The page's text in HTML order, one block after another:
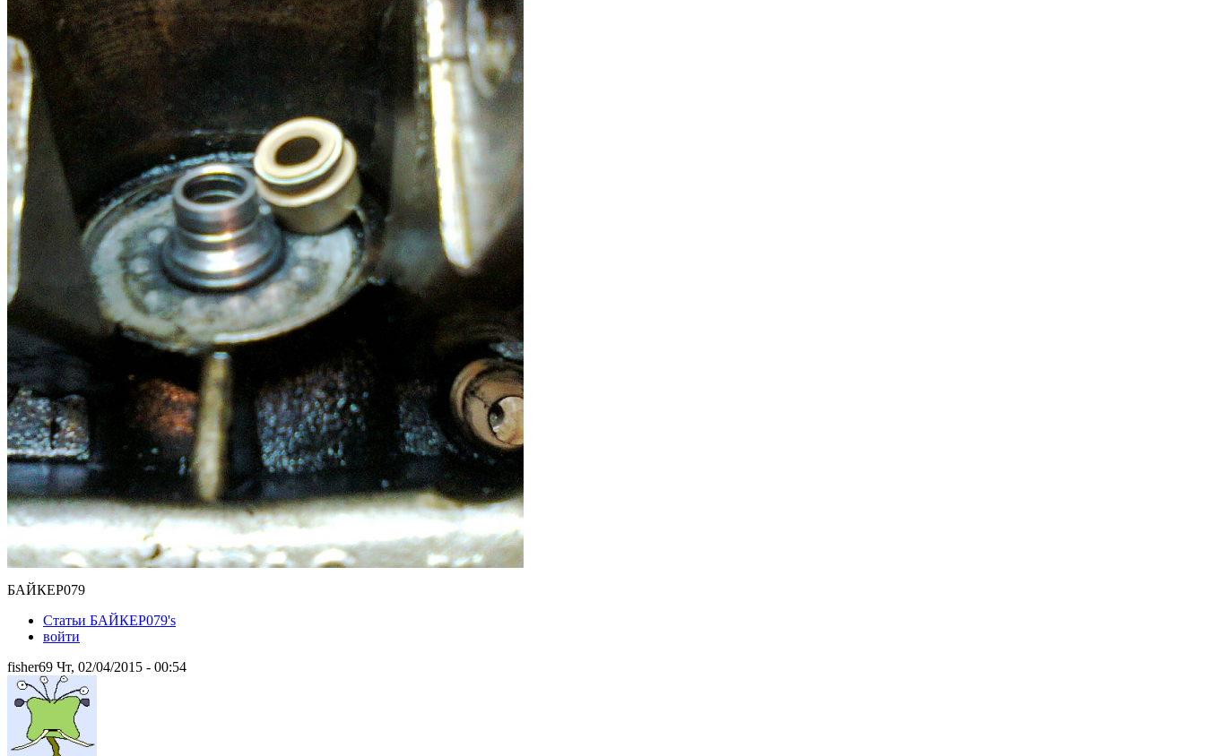
БАЙКЕР079
Статьи БАЙКЕР079's
войти
fisher69 Чт, 02/04/2015 - 00:54